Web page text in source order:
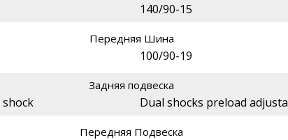
140/90-15
Передняя Шина
100/90-19
Задняя подвеска
Dual shocks preload
Передняя Подвеска